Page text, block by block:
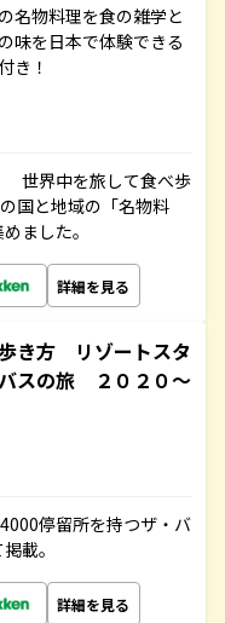
名物料理を食の雑学と
味を日本で体験できる
き！
世界中を旅して食べ歩
国と地域の「名物料
ました。
詳細を見る
き方 リゾートスタ
の旅 ２０２０～
停留所を持つザ・バ
載。
詳細を見る